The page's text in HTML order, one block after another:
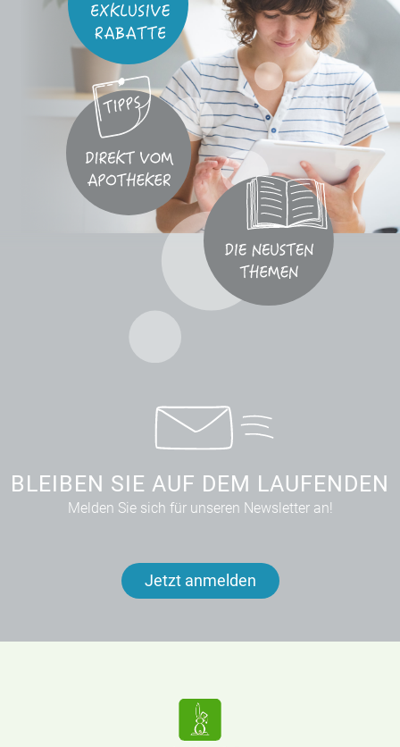
BLEIBEN SIE AUF DEM LAUFENDEN
Melden Sie sich für unseren Newsletter an!
Jetzt anmelden